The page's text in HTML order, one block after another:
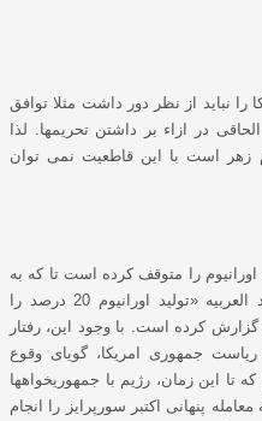
نباید از نظر دور داشت مثلا توافق
الحاقی در ازاء بر داشتن تحریمها. لذا
زهر است با این قاطعیت نمی توان
را متوقف کرده است تا که به
انتخاب اوباما کمک شود. بعد معلوم شد العربیه «تولید اورانیوم 20 درصد را
کرده است. با وجود این، رفتار
جمهوری امریکا، گویای وقوع
تا این زمان، رﮊیم با جمهوریخواهها
پنهانی اکتبر سورپرایز را انجام